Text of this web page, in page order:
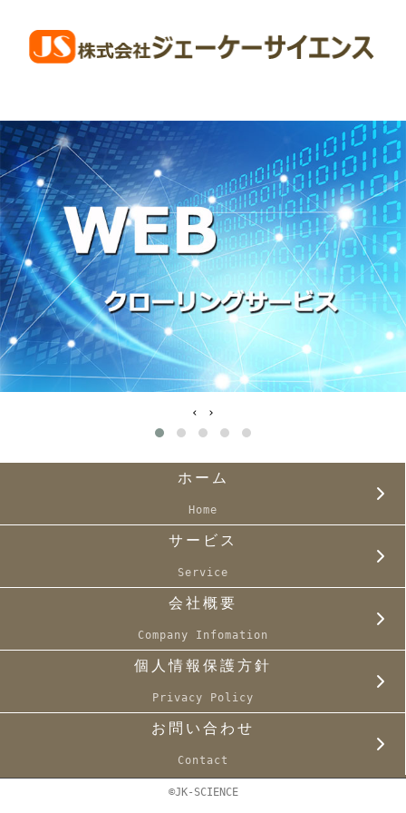
‹ ›
ホーム
Home
サービス
Service
会社概要
Company Infomation
個人情報保護方針
Privacy Policy
お問い合わせ
Contact
©JK-SCIENCE